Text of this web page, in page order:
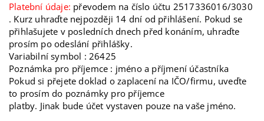
Platební údaje: převodem na číslo účtu 2517336016/3030
. Kurz uhraďte nejpozději 14 dní od přihlášení. Pokud se
přihlašujete v posledních dnech před konáním, uhraďte
prosím po odeslání přihlášky.
Variabilní symbol : 26425
Poznámka pro příjemce : jméno a příjmení účastníka
Pokud si přejete doklad o zaplacení na IČO/firmu, uveďte
to prosím do poznámky pro příjemce
platby. Jinak bude účet vystaven pouze na vaše jméno.